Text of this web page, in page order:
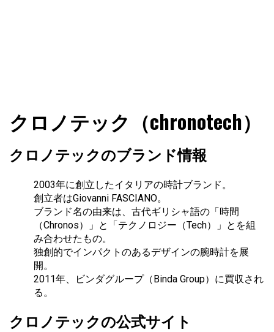
ファショコン通信
ッションとモードを分析するファッション情報サイトです
クロノテック（chronotech）
クロノテックのブランド情報
2003年に創立したイタリアの時計ブランド。
創立者はGiovanni FASCIANO。
ブランド名の由来は、古代ギリシャ語の「時間
（Chronos）」と「テクノロジー（Tech）」とを組
み合わせたもの。
独創的でインパクトのあるデザインの腕時計を展
開。
2011年、ビンダグループ（Binda Group）に買収され
る。
クロノテックの公式サイト